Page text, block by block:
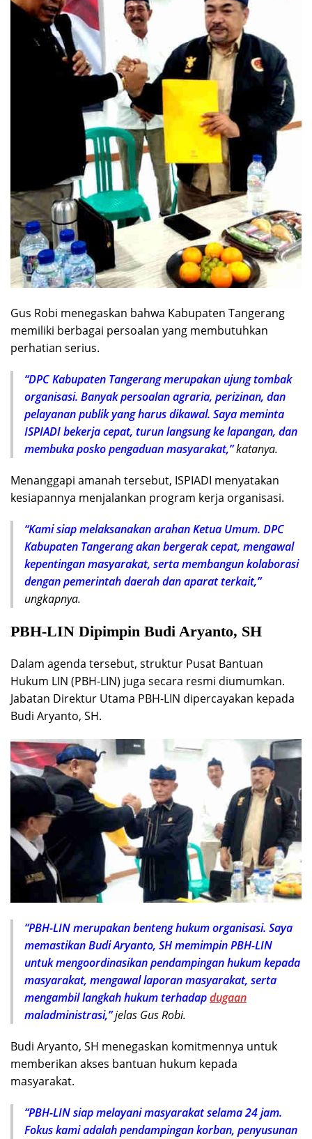
Gus Robi menegaskan bahwa Kabupaten Tangerang
memiliki berbagai persoalan yang membutuhkan
perhatian serius.
“DPC Kabupaten Tangerang merupakan ujung tombak
organisasi. Banyak persoalan agraria, perizinan, dan
pelayanan publik yang harus dikawal. Saya meminta
ISPIADI bekerja cepat, turun langsung ke lapangan, dan
membuka posko pengaduan masyarakat,”katanya.
Menanggapi amanah tersebut, ISPIADI menyatakan
kesiapannya menjalankan program kerja organisasi.
“Kami siap melaksanakan arahan Ketua Umum. DPC
Kabupaten Tangerang akan bergerak cepat, mengawal
kepentingan masyarakat, serta membangun kolaborasi
dengan pemerintah daerah dan aparat terkait,”
ungkapnya.
PBH-LIN Dipimpin Budi Aryanto, SH
Dalam agenda tersebut, struktur Pusat Bantuan
Hukum LIN (PBH-LIN) juga secara resmi diumumkan.
Jabatan Direktur Utama PBH-LIN dipercayakan kepada
Budi Aryanto, SH.
“PBH-LIN merupakan benteng hukum organisasi. Saya
memastikan Budi Aryanto, SH memimpin PBH-LIN
untuk mengoordinasikan pendampingan hukum kepada
masyarakat, mengawal laporan masyarakat, serta
mengambil langkah hukum terhadapdugaan
maladministrasi,”jelas Gus Robi.
Budi Aryanto, SH menegaskan komitmennya untuk
memberikan akses bantuan hukum kepada
masyarakat.
“PBH-LIN siap melayani masyarakat selama 24 jam.
Fokus kami adalah pendampingan korban, penyusunan